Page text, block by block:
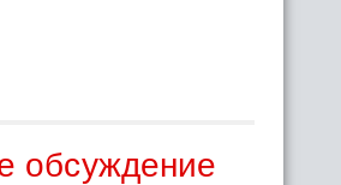
обсуждение